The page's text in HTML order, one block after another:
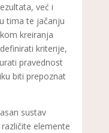
već i
tima te jačanju
kreiranja
kriterije,
pravednost
biti prepoznat
sustav
elemente